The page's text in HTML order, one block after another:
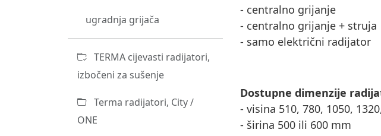
ugradnja grijača
TERMA cijevasti radijatori,
izbočeni za sušenje
Terma radijatori, City /
ONE
- centralno grijanje
- centralno grijanje + struja
- samo električni radijator
Dostupne dimenzije
- visina 510, 780, 1050,
- širina 500 ili 600 mm